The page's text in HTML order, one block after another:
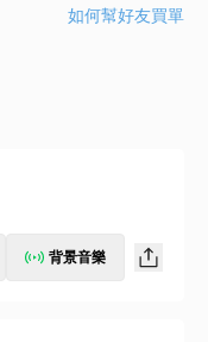
如何幫好友買單
背景音樂